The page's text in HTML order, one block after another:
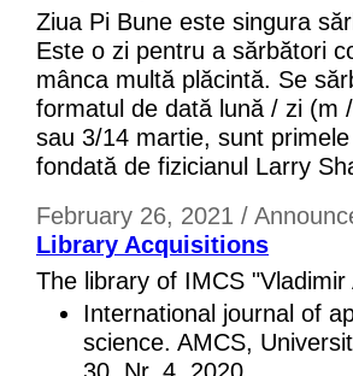
Ziua Pi Bune este singura
Este o zi pentru a sărbători
mânca multă plăcintă. Se
formatul de dată lună / zi (m
sau 3/14 martie, sunt
fondată de fizicianul Larry
February 26, 2021 /
Library Acquisitions
The library of IMCS
International journal of
science. AMCS,